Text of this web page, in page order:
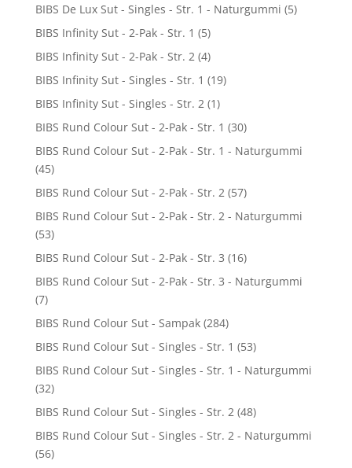
BIBS De Lux Sut - Singles - Str. 1 - Naturgummi (5)
BIBS Infinity Sut - 2-Pak - Str. 1 (5)
BIBS Infinity Sut - 2-Pak - Str. 2 (4)
BIBS Infinity Sut - Singles - Str. 1 (19)
BIBS Infinity Sut - Singles - Str. 2 (1)
BIBS Rund Colour Sut - 2-Pak - Str. 1 (30)
BIBS Rund Colour Sut - 2-Pak - Str. 1 - Naturgummi
(45)
BIBS Rund Colour Sut - 2-Pak - Str. 2 (57)
BIBS Rund Colour Sut - 2-Pak - Str. 2 - Naturgummi
(53)
BIBS Rund Colour Sut - 2-Pak - Str. 3 (16)
BIBS Rund Colour Sut - 2-Pak - Str. 3 - Naturgummi
(7)
BIBS Rund Colour Sut - Sampak (284)
BIBS Rund Colour Sut - Singles - Str. 1 (53)
BIBS Rund Colour Sut - Singles - Str. 1 - Naturgummi
(32)
BIBS Rund Colour Sut - Singles - Str. 2 (48)
BIBS Rund Colour Sut - Singles - Str. 2 - Naturgummi
(56)